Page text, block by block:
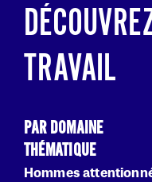
TRAVAIL
PAR DOMAINE
THÉMATIQUE
Hommes